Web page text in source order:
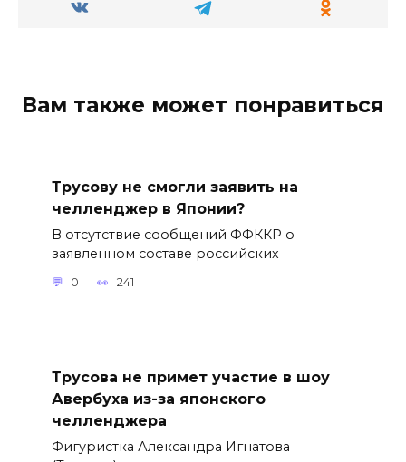
Вам также может понравиться
Трусову не смогли заявить на
челленджер в Японии?
В отсутствие сообщений ФФККР о
заявленном составе российских
0 241
Трусова не примет участие в шоу
Авербуха из-за японского
челленджера
Фигуристка Александра Игнатова